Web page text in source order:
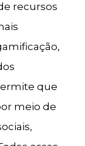
recursos
que
meio de